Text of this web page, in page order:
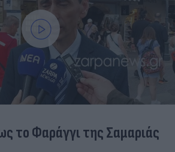
το Φαράγγι της Σαμαριάς